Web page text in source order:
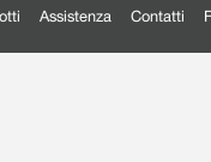
Assistenza Contatti